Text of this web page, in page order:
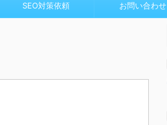
SEO対策依頼 お問い合わせ